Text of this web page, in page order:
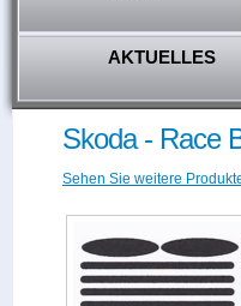
AKTUELLES
Skoda - Race
Sehen Sie weitere